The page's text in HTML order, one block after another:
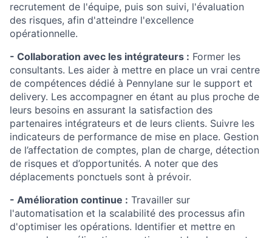
recrutement de l'équipe, puis son suivi, l'évaluation
des risques, afin d'atteindre l'excellence
opérationnelle.
- Collaboration avec les intégrateurs : Former les
consultants. Les aider à mettre en place un vrai centre
de compétences dédié à Pennylane sur le support et
delivery. Les accompagner en étant au plus proche de
leurs besoins en assurant la satisfaction des
partenaires intégrateurs et de leurs clients. Suivre les
indicateurs de performance de mise en place. Gestion
de l’affectation de comptes, plan de charge, détection
de risques et d’opportunités. A noter que des
déplacements ponctuels sont à prévoir.
- Amélioration continue : Travailler sur
l'automatisation et la scalabilité des processus afin
d'optimiser les opérations. Identifier et mettre en